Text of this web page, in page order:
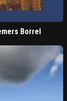
Borrel